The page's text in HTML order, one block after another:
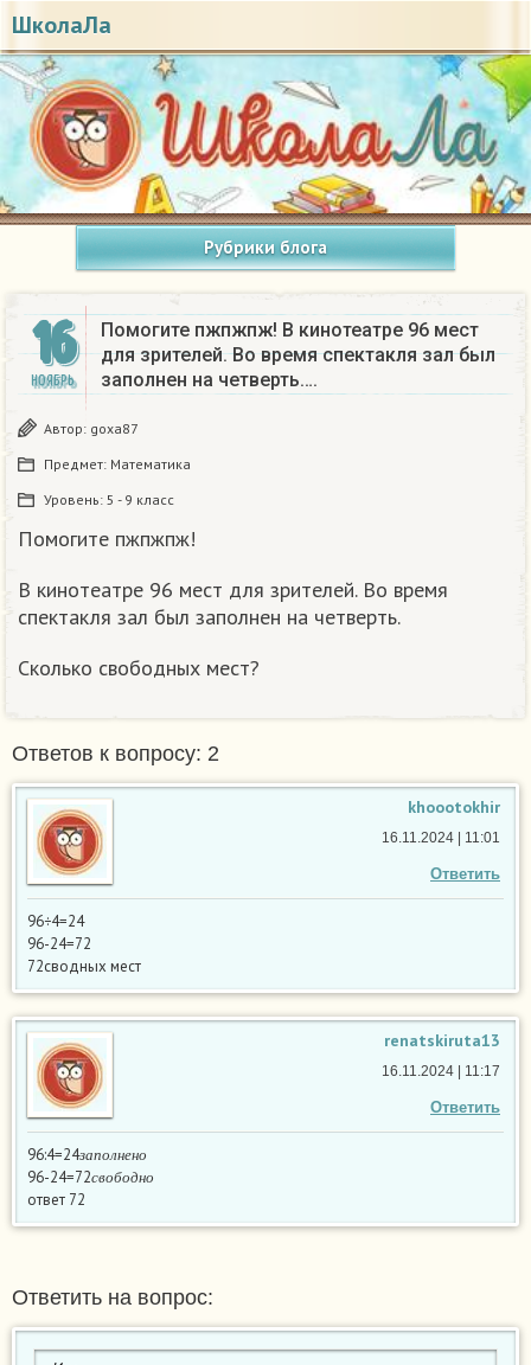
ШколаЛа
Рубрики блога
16
НОЯБРЬ
Помогите пжпжпж! В кинотеатре 96 мест
для зрителей. Во время спектакля зал был
заполнен на четверть….
Автор: goxa87
Предмет: Математика
Уровень: 5 - 9 класс
Помогите пжпжпж!
В кинотеатре 96 мест для зрителей. Во время
спектакля зал был заполнен на четверть.
Сколько свободных мест?
Ответов к вопросу: 2
khoootokhir
Ответить
16.11.2024 | 11:01
96÷4=24
96-24=72
72сводных мест
renatskiruta13
Ответить
16.11.2024 | 11:17
96:4=24
96-24=72 б од
ответ 72
Ответить на вопрос: